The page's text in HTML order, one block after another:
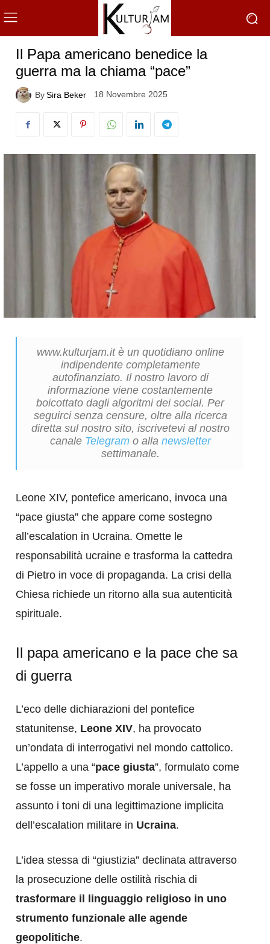
Il Papa americano benedice la
guerra ma la chiama “pace”
BySira Beker 18 Novembre 2025
www.kulturjam.it è un quotidiano online
indipendente completamente
autofinanziato. Il nostro lavoro di
informazione viene costantemente
boicottato dagli algoritmi dei social. Per
seguirci senza censure, oltre alla ricerca
diretta sul nostro sito, iscrivetevi al nostro
canale Telegram o alla newsletter
settimanale.
Leone XIV, pontefice americano, invoca una
“pace giusta” che appare come sostegno
all’escalation in Ucraina. Omette le
responsabilità ucraine e trasforma la cattedra
di Pietro in voce di propaganda. La crisi della
Chiesa richiede un ritorno alla sua autenticità
spirituale.
Il papa americano e la pace che sa
di guerra
L’eco delle dichiarazioni del pontefice
statunitense, Leone XIV, ha provocato
un’ondata di interrogativi nel mondo cattolico.
L’appello a una “pace giusta”, formulato come
se fosse un imperativo morale universale, ha
assunto i toni di una legittimazione implicita
dell’escalation militare in Ucraina.
L’idea stessa di “giustizia” declinata attraverso
la prosecuzione delle ostilità rischia di
trasformare il linguaggio religioso in uno
strumento funzionale alle agende
geopolitiche.